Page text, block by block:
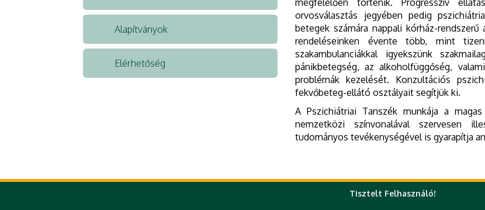
Alapítványok
Elérhetőség
orvosválasztás jegyében pedig
betegek számára nappali kórház-
rendeléseinken évente több, mint
szakambulanciákkal igyekszünk
pánikbetegség, az alkoholfüggőség,
problémák kezelését. Konzultációs
fekvőbeteg-ellátó osztályait segítjük ki.
A Pszichiátriai Tanszék munkája a
nemzetközi színvonalával szervesen
tudományos tevékenységével is gyarapítja
Tisztelt Felhasználó!